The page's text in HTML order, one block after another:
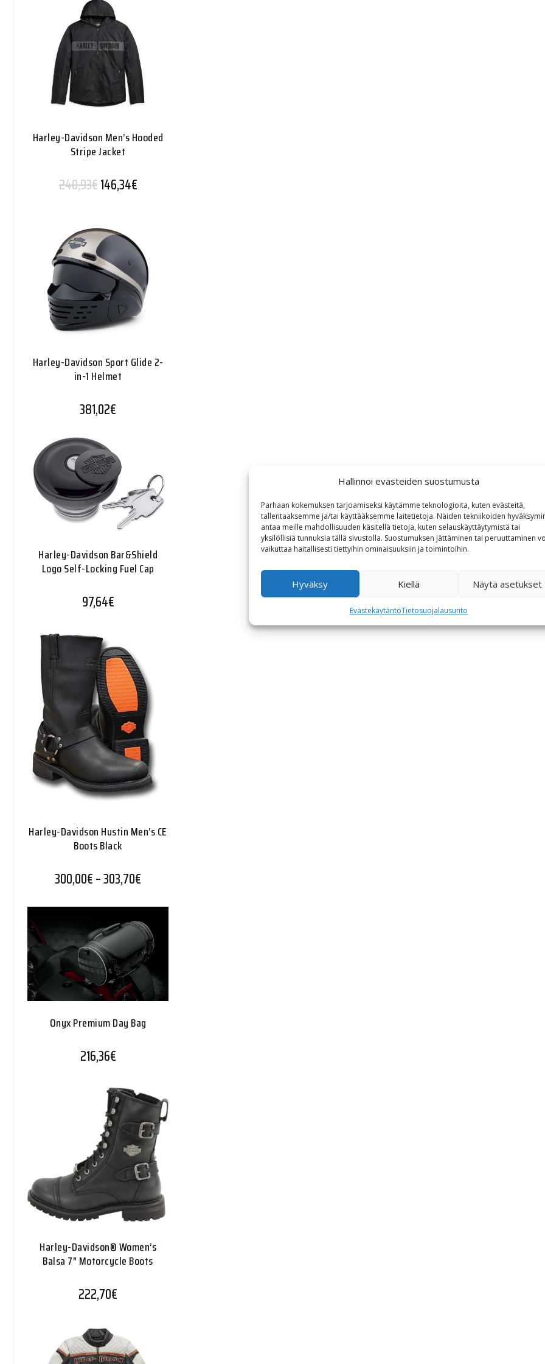
Hallinnoi evästeiden suostumusta
Parhaan kokemuksen tarjoamiseksi käytämme teknologioita, kuten evästeitä,
tallentaaksemme ja/tai käyttääksemme laitetietoja. Näiden tekniikoiden
antaa meille mahdollisuuden käsitellä tietoja, kuten selauskäyttäytymistä tai
yksilöllisiä tunnuksia tällä sivustolla. Suostumuksen jättäminen tai peruuttaminen
vaikuttaa haitallisesti tiettyihin ominaisuuksiin ja toimintoihin.
Hyväksy Kiellä Näytä asetukset
EvästekäytäntöTietosuojalausunto
Harley-Davidson Men’s Hooded
Stripe Jacket
240,93€Alkuperäinen hinta oli: 240,93€.
146,34€Nykyinen hinta on: 146,34€.
Harley-Davidson Sport Glide 2-
in-1 Helmet
381,02€
Harley-Davidson Bar&Shield
Logo Self-Locking Fuel Cap
97,64€
Harley-Davidson Hustin Men’s CE
Boots Black
300,00€–303,70€
Onyx Premium Day Bag
216,36€
Harley-Davidson® Women’s
Balsa 7″ Motorcycle Boots
222,70€